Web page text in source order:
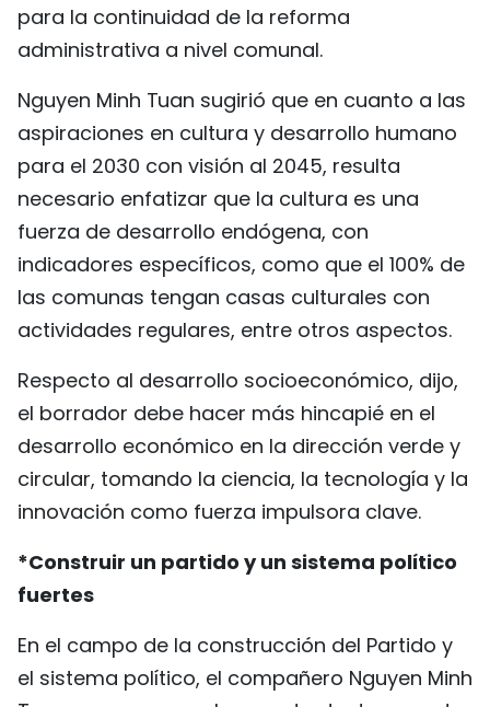
para la continuidad de la reforma
administrativa a nivel comunal.
Nguyen Minh Tuan sugirió que en cuanto a las
aspiraciones en cultura y desarrollo humano
para el 2030 con visión al 2045, resulta
necesario enfatizar que la cultura es una
fuerza de desarrollo endógena, con
indicadores específicos, como que el 100% de
las comunas tengan casas culturales con
actividades regulares, entre otros aspectos.
Respecto al desarrollo socioeconómico, dijo,
el borrador debe hacer más hincapié en el
desarrollo económico en la dirección verde y
circular, tomando la ciencia, la tecnología y la
innovación como fuerza impulsora clave.
*Construir un partido y un sistema político
fuertes
En el campo de la construcción del Partido y
el sistema político, el compañero Nguyen Minh